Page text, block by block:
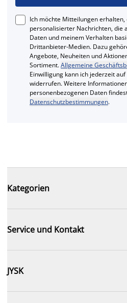
Ich möchte Mitteilungen erhalten,
personalisierter Nachrichten, die
Daten und meinem Verhalten
Drittanbieter-Medien. Dazu
Angebote, Neuheiten und
Sortiment.Allgemeine
Einwilligung kann ich jederzeit auf
widerrufen. Weitere
personenbezogenen Daten
Datenschutzbestimmungen.
Kategorien
Service und Kontakt
JYSK